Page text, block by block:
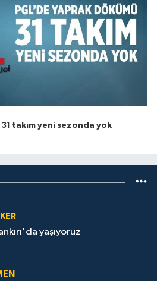
31 takım yeni sezonda yok
yaşıyoruz